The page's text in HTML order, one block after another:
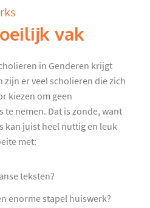
vak
in Genderen krijgt
er veel scholieren die zich
kiezen om geen
nemen. Dat is zonde, want
kan juist heel nuttig en leuk
met:
teksten?
enorme stapel huiswerk?